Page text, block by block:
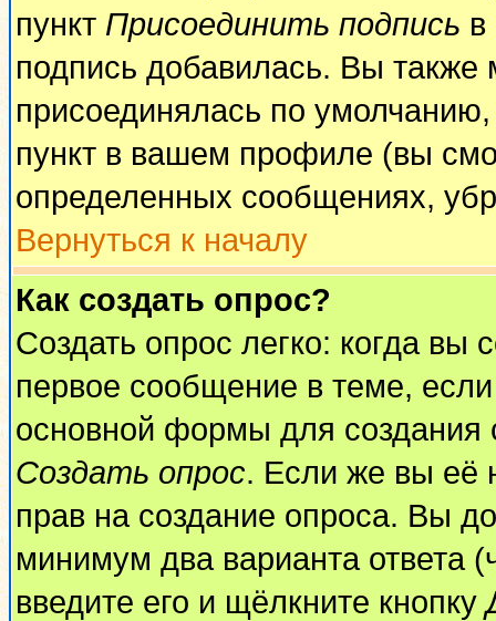
пункт Присоединить подпись
подпись добавилась. Вы также
присоединялась по
пункт в вашем профиле (вы
определенных сообщениях,
Вернуться к началу
Как создать опрос?
Создать опрос легко: когда вы
первое сообщение в теме,
основной формы для
Создать опрос. Если же вы её
прав на создание опроса. Вы
минимум два варианта ответа
введите его и щёлкните кнопку